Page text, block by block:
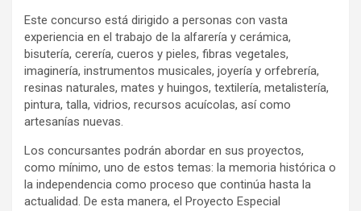
Este concurso está dirigido a personas con vasta
experiencia en el trabajo de la alfarería y cerámica,
bisutería, cerería, cueros y pieles, fibras vegetales,
imaginería, instrumentos musicales, joyería y orfebrería,
resinas naturales, mates y huingos, textilería, metalistería,
pintura, talla, vidrios, recursos acuícolas, así como
artesanías nuevas.
Los concursantes podrán abordar en sus proyectos,
como mínimo, uno de estos temas: la memoria histórica o
la independencia como proceso que continúa hasta la
actualidad. De esta manera, el Proyecto Especial